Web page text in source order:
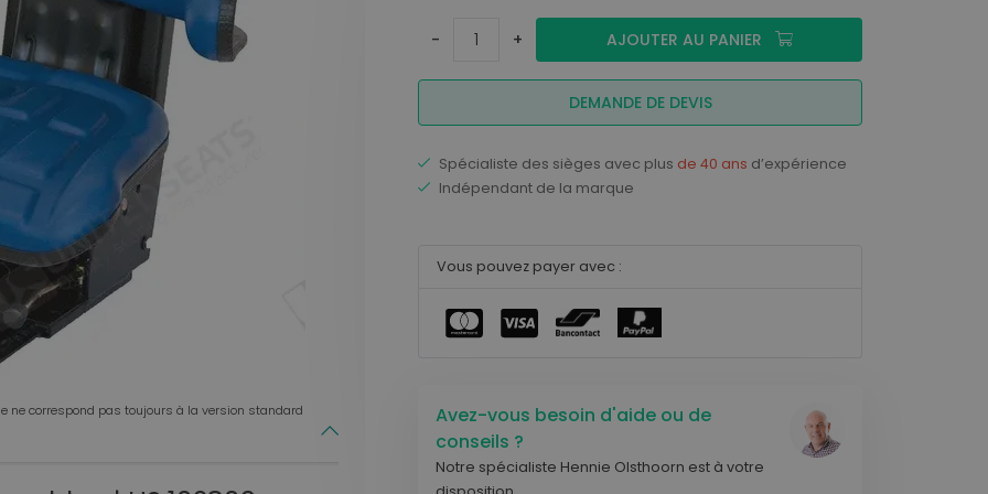
solutions d'assise sur mesure.
CONSEILS ERGONOMIQUES
Terre
Sièges pour Autres véhicules
Transport interne
Flotte
Sièges pour Chariot élévateur
- + AJOUTER AU PANIER
DEMANDE DE DEVIS
Spécialiste des sièges avec plus de 40 ans d’expérience
Indépendant de la marque
Vous pouvez payer avec :
Avez-vous besoin d'aide ou de
conseils ?
Notre spécialiste Hennie Olsthoorn est à votre
ne correspond pas toujours à la version standard